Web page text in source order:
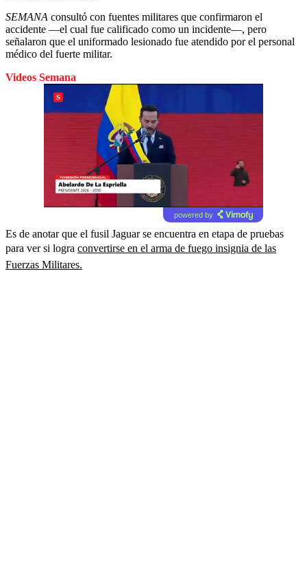
SEMANA consultó con fuentes militares que confirmaron el
accidente —el cual fue calificado como un incidente—, pero
señalaron que el uniformado lesionado fue atendido por el personal
médico del fuerte militar.
Videos Semana
powered by
Es de anotar que el fusil Jaguar se encuentra en etapa de pruebas
para ver si logra convertirse en el arma de fuego insignia de las
Fuerzas Militares.